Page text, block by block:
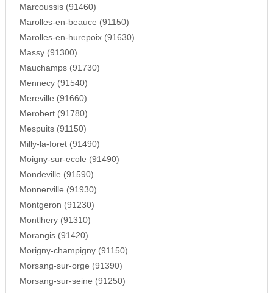
Marcoussis (91460)
Marolles-en-beauce (91150)
Marolles-en-hurepoix (91630)
Massy (91300)
Mauchamps (91730)
Mennecy (91540)
Mereville (91660)
Merobert (91780)
Mespuits (91150)
Milly-la-foret (91490)
Moigny-sur-ecole (91490)
Mondeville (91590)
Monnerville (91930)
Montgeron (91230)
Montlhery (91310)
Morangis (91420)
Morigny-champigny (91150)
Morsang-sur-orge (91390)
Morsang-sur-seine (91250)